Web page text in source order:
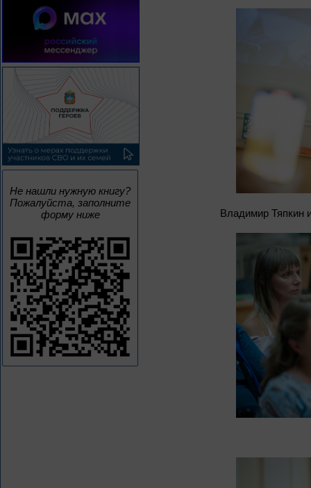
Не нашли нужную книгу?
Пожалуйста, заполните
форму ниже
Владимир Тяпкин